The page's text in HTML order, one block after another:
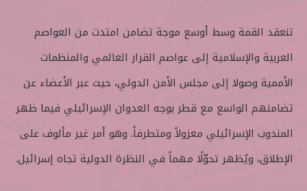
تنعقد القمة وسط أوسع موجة تضامن امتدت من العواصم
العربية والإسلامية إلى عواصم القرار العالمي والمنظمات
الأممية وصولا إلى مجلس الأمن الدولي، حيث عبر الأعضاء عن
تضامنهم الواسع مع قطر بوجه العدوان الإسرائيلي فيما ظهر
المندوب الإسرائيلي معزولاً ومتطرفاً. وهو أمر غير مألوف على
الإطلاق، ويُظهر تحوّلًا مهماً في النظرة الدولية تجاه إسرائيل.